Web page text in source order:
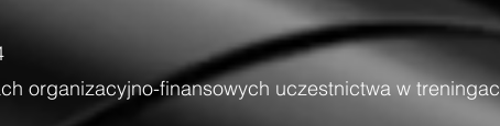
organizacyjno-finansowych uczestnictwa w